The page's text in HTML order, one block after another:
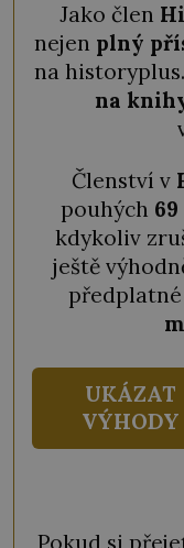
Jako člen
nejen plný
na
na
Členství v
pouhých
kdykoliv
ještě
předplatné
UKÁZAT
VÝHODY
Pokud si